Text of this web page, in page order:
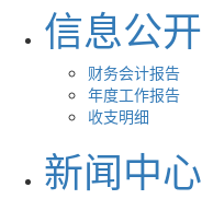
信息公开
财务会计报告
年度工作报告
收支明细
新闻中心